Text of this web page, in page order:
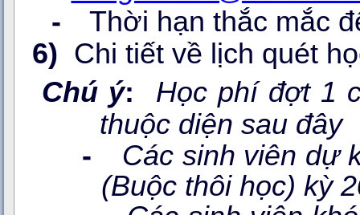
-
Thời hạn thắc mắc
6) Chi tiết về lịch quét
Chú ý:
Học phí đợt 1
thuộc diện sau đây
-
Các sinh viên dự
(Buộc thôi học) kỳ